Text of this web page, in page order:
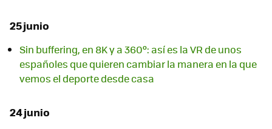
25 junio
Sin buffering, en 8K y a 360º: así es la VR de unos
españoles que quieren cambiar la manera en la que
vemos el deporte desde casa
24 junio